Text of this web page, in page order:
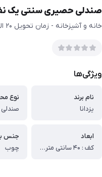
صندلی حصیری سنتی یک
خانه و آشپزخانه - زمان تحویل 20 الی 25 روز کاری
ویژگی‌ها
نام برند
یزدانا
نوع
ابعاد
کف : 40 سانتی متر - ارتفاع پشتی : 55 سانتی متر - ارتفاع : 60 سانتی متر
جنس
چوب